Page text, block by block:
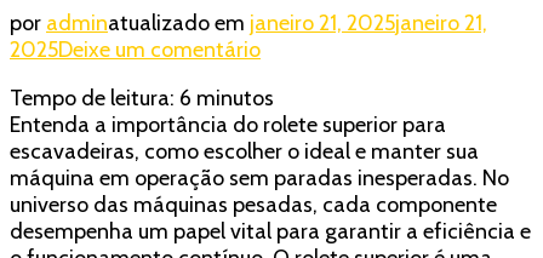
por adminatualizado em janeiro 21, 2025janeiro 21,
2025Deixe um comentárioem
superior:
a
peça
essencial
para
evitar
Tempo de leitura: 6 minutos
Entenda a importância do rolete superior para
escavadeiras, como escolher o ideal e manter sua
máquina em operação sem paradas inesperadas. No
universo das máquinas pesadas, cada componente
desempenha um papel vital para garantir a eficiência e